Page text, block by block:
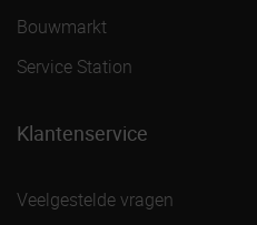
Bouwmarkt
Service Station
Klantenservice
Veelgestelde vragen